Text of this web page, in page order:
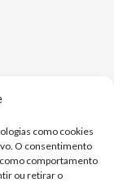
como cookies
O consentimento
comportamento
ou retirar o